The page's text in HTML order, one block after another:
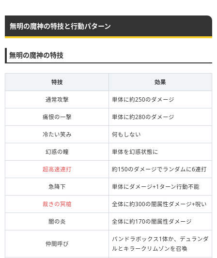
無明の魔神の特技と行動パターン
無明の魔神の特技
特技 効果
通常攻撃 単体に約250のダメージ
痛恨の一撃 単体に約280のダメージ
冷たい笑み 何もしない
幻惑の瞳 単体を幻惑状態に
超高速連打 約150のダメージでランダムに6連打
急降下 単体にダメージ+1ターン行動不能
裁きの冥槍 全体に約300の闇属性ダメージ+呪い
闇の炎 全体に約170の闇属性ダメージ
仲間呼び
パンドラボックス1体か、デュランダ
ルとキラークリムゾンを召喚